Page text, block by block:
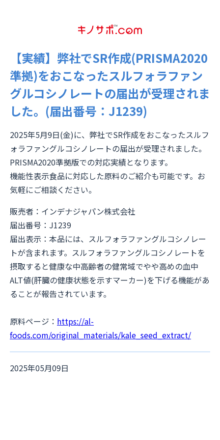
【実績】弊社でSR作成(PRISMA2020
準拠)をおこなったスルフォラファン
グルコシノレートの届出が受理されま
した。(届出番号：J1239)
2025年5月9日(金)に、弊社でSR作成をおこなったスルフ
ォラファングルコシノレートの届出が受理されました。
PRISMA2020準拠版での対応実績となります。
機能性表示食品に対応した原料のご紹介も可能です。お
気軽にご相談ください。
販売者：インデナジャパン株式会社
届出番号：J1239
届出表示：本品には、スルフォラファングルコシノレー
トが含まれます。スルフォラファングルコシノレートを
摂取すると健康な中高齢者の健常域でやや高めの血中
ALT値(肝臓の健康状態を示すマーカー)を下げる機能があ
ることが報告されています。
原料ページ： https://al-
foods.com/original_materials/kale_seed_extract/
2025年05月09日